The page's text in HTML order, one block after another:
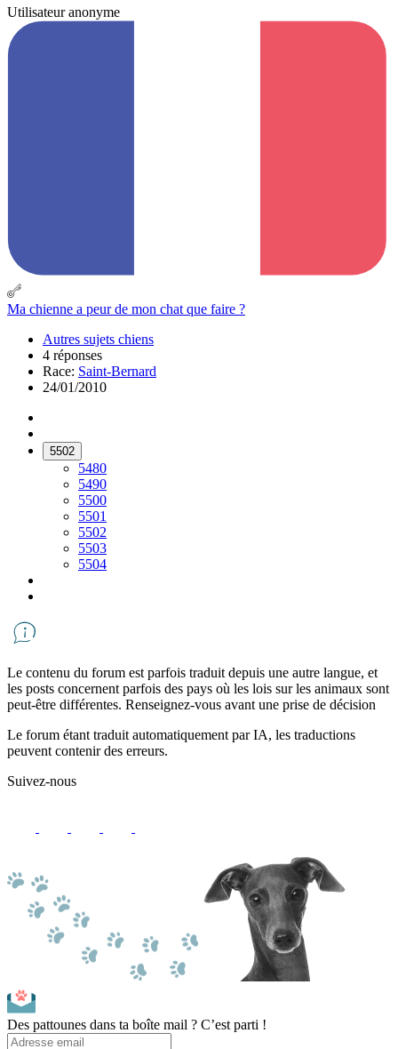
Utilisateur anonyme
Ma chienne a peur de mon chat que faire ?
Autres sujets chiens
4 réponses
Race: Saint-Bernard
24/01/2010
5502
5480
5490
5500
5501
5502
5503
5504
Le contenu du forum est parfois traduit depuis une autre langue, et
les posts concernent parfois des pays où les lois sur les animaux sont
peut-être différentes. Renseignez-vous avant une prise de décision
Le forum étant traduit automatiquement par IA, les traductions
peuvent contenir des erreurs.
Suivez-nous
Des pattounes dans ta boîte mail ? C’est parti !